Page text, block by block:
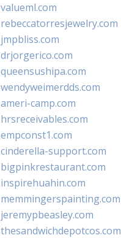
valueml.com
rebeccatorresjewelry.com
jmpbliss.com
drjorgerico.com
queensushipa.com
wendyweimerdds.com
ameri-camp.com
hrsreceivables.com
empconst1.com
cinderella-support.com
bigpinkrestaurant.com
inspirehuahin.com
memmingerspainting.com
jeremypbeasley.com
thesandwichdepotcos.com